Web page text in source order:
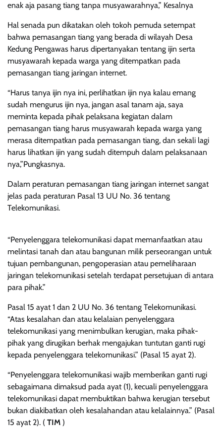
enak aja pasang tiang tanpa musyawarahnya,” Kesalnya
Hal senada pun dikatakan oleh tokoh pemuda setempat
bahwa pemasangan tiang yang berada di wilayah Desa
Kedung Pengawas harus dipertanyakan tentang ijin serta
musyawarah kepada warga yang ditempatkan pada
pemasangan tiang jaringan internet.
“Harus tanya ijin nya ini, perlihatkan ijin nya kalau emang
sudah mengurus ijin nya, jangan asal tanam aja, saya
meminta kepada pihak pelaksana kegiatan dalam
pemasangan tiang harus musyawarah kepada warga yang
merasa ditempatkan pada pemasangan tiang, dan sekali lagi
harus lihatkan ijin yang sudah ditempuh dalam pelaksanaan
nya,”Pungkasnya.
Dalam peraturan pemasangan tiang jaringan internet sangat
jelas pada peraturan Pasal 13 UU No. 36 tentang
Telekomunikasi.
“Penyelenggara telekomunikasi dapat memanfaatkan atau
melintasi tanah dan atau bangunan milik perseorangan untuk
tujuan pembangunan, pengoperasian atau pemeliharaan
jaringan telekomunikasi setelah terdapat persetujuan di antara
para pihak.”
Pasal 15 ayat 1 dan 2 UU No. 36 tentang Telekomunikasi.
“Atas kesalahan dan atau kelalaian penyelenggara
telekomunikasi yang menimbulkan kerugian, maka pihak-
pihak yang dirugikan berhak mengajukan tuntutan ganti rugi
kepada penyelenggara telekomunikasi.” (Pasal 15 ayat 2).
“Penyelenggara telekomunikasi wajib memberikan ganti rugi
sebagaimana dimaksud pada ayat (1), kecuali penyelenggara
telekomunikasi dapat membuktikan bahwa kerugian tersebut
bukan diakibatkan oleh kesalahandan atau kelalainnya.” (Pasal
15 ayat 2). ( TIM )